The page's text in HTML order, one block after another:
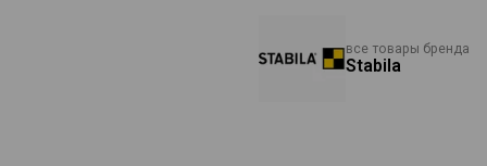
все товары бренда
Stabila